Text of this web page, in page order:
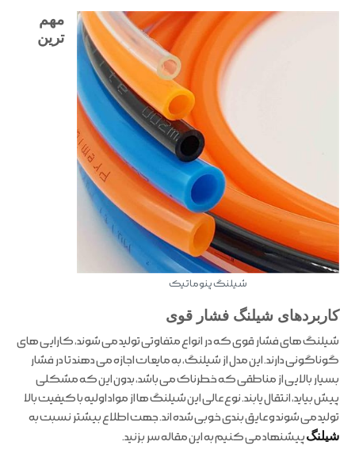
شیلنگ پنوماتیک
مهم
ترین
کاربردهای شیلنگ فشار قوی
شیلنگ های فشار قوی که در انواع متفاوتی تولید می شوند، کارایی های
گوناگونی دارند. این مدل از شیلنگ، به مایعات اجازه می دهند تا در فشار
بسیار بالایی از مناطقی که خطرناک می باشد، بدون این که مشکلی
پیش بیاید، انتقال یابند. نوع عالی این شیلنگ ها از مواد اولیه با کیفیت بالا
تولید می شوند و عایق بندی خوبی شده اند. جهت اطلاع بیشتر نسبت به
شیلنگپیشنهاد می کنیم به این مقاله سر بزنید.